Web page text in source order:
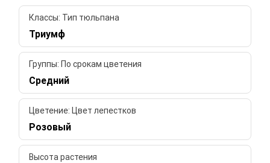
Классы: Тип тюльпана
Триумф
Группы: По срокам цветения
Средний
Цветение: Цвет лепестков
Розовый
Высота растения